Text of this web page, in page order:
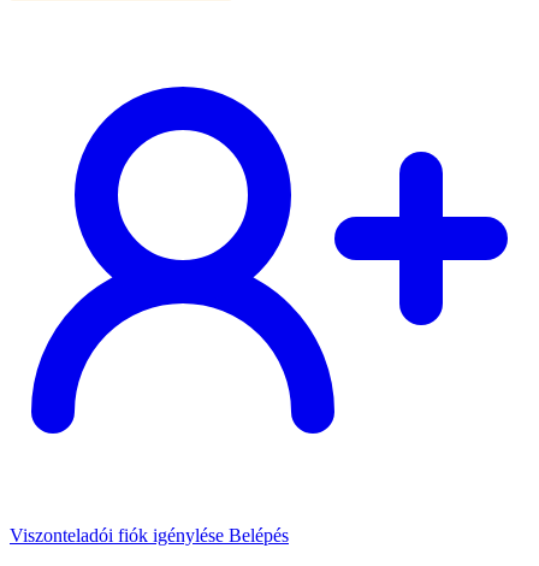
Viszonteladói fiók igénylése Belépés